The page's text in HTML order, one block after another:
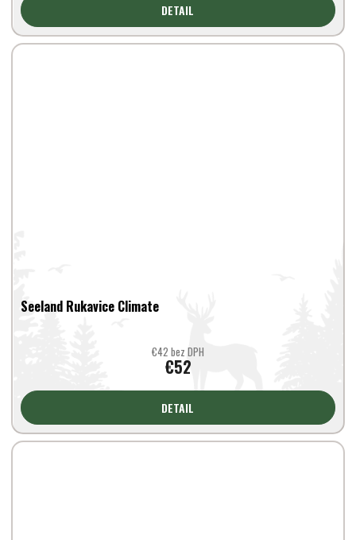
DETAIL
Seeland Rukavice Climate
€42 bez DPH
€52
DETAIL